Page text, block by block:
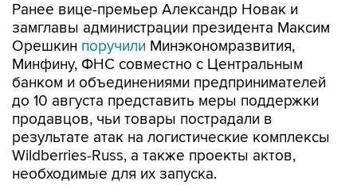
Ранее вице-премьер Александр Новак и
замглавы администрации президента Максим
Орешкин поручили Минэкономразвития,
Минфину, ФНС совместно с Центральным
банком и объединениями предпринимателей
до 10 августа представить меры поддержки
продавцов, чьи товары пострадали в
результате атак на логистические комплексы
Wildberries-Russ, а также проекты актов,
необходимые для их запуска.